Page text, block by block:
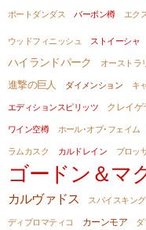
ポートダンダス
バーボン樽 エク
ウッドフィニッシュ ストイーシャ
ハイランドパーク オーストラ
進撃の巨人 ダイメンション キ
エディションスピリッツ
クレイゲ
ワイン空樽
ホール･オブ･フェイム
ラムカスク
カルドレイン ブロッ
ゴードン＆マ
カルヴァドス スパイスキング
ディプロマティコ
カーンモア